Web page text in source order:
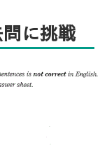
日程度通って
通っていてよ
が多くあるこ
いる以外に部
に挑戦